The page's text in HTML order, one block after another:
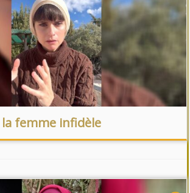
la femme infidèle